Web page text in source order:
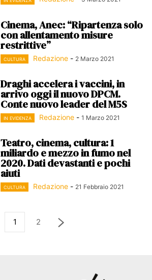
Cinema, Anec: “Ripartenza solo
con allentamento misure
restrittive”
CULTURA Redazione - 2 Marzo 2021
Draghi accelera i vaccini, in
arrivo oggi il nuovo DPCM.
Conte nuovo leader del M5S
IN EVIDENZA Redazione - 1 Marzo 2021
Teatro, cinema, cultura: 1
miliardo e mezzo in fumo nel
2020. Dati devastanti e pochi
aiuti
CULTURA Redazione - 21 Febbraio 2021
1 2